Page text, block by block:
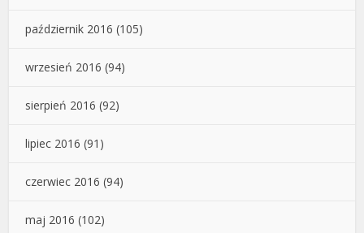
październik 2016 (105)
wrzesień 2016 (94)
sierpień 2016 (92)
lipiec 2016 (91)
czerwiec 2016 (94)
maj 2016 (102)